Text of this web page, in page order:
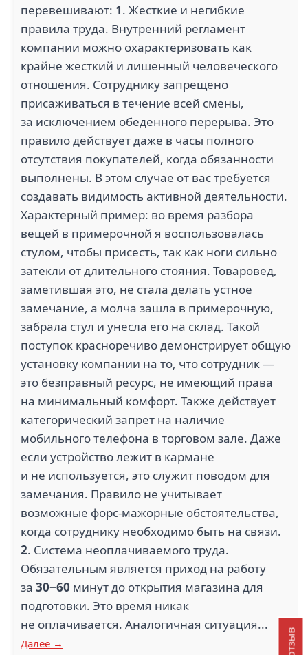
перевешивают: 1. Жесткие и негибкие
правила труда. Внутренний регламент
компании можно охарактеризовать как
крайне жесткий и лишенный человеческого
отношения. Сотруднику запрещено
присаживаться в течение всей смены,
за исключением обеденного перерыва. Это
правило действует даже в часы полного
отсутствия покупателей, когда обязанности
выполнены. В этом случае от вас требуется
создавать видимость активной деятельности.
Характерный пример: во время разбора
вещей в примерочной я воспользовалась
стулом, чтобы присесть, так как ноги сильно
затекли от длительного стояния. Товаровед,
заметившая это, не стала делать устное
замечание, а молча зашла в примерочную,
забрала стул и унесла его на склад. Такой
поступок красноречиво демонстрирует общую
установку компании на то, что сотрудник —
это безправный ресурс, не имеющий права
на минимальный комфорт. Также действует
категорический запрет на наличие
мобильного телефона в торговом зале. Даже
если устройство лежит в кармане
и не используется, это служит поводом для
замечания. Правило не учитывает
возможные форс-мажорные обстоятельства,
когда сотруднику необходимо быть на связи.
2. Система неоплачиваемого труда.
Обязательным является приход на работу
за 30−60 минут до открытия магазина для
подготовки. Это время никак
не оплачивается. Аналогичная ситуация...
Далее →